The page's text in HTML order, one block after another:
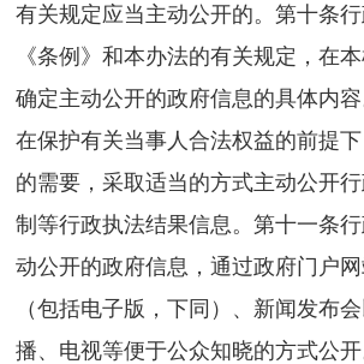
有关规定应当主动公开的。第十条
《条例》和本办法的有关规定，在
确定主动公开的政府信息的具体内
在保护有关当事人合法权益的前提
的需要，采取适当的方式主动公开
制等行政执法结果信息。第十一条
动公开的政府信息，通过政府门户
（包括电子版，下同）、新闻发布
播、电视等便于公众知晓的方式公